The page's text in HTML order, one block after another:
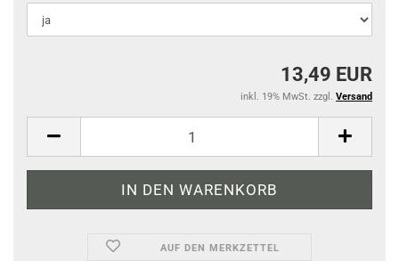
13,49 EUR
inkl. 19% MwSt. zzgl. Versand
AUF DEN MERKZETTEL